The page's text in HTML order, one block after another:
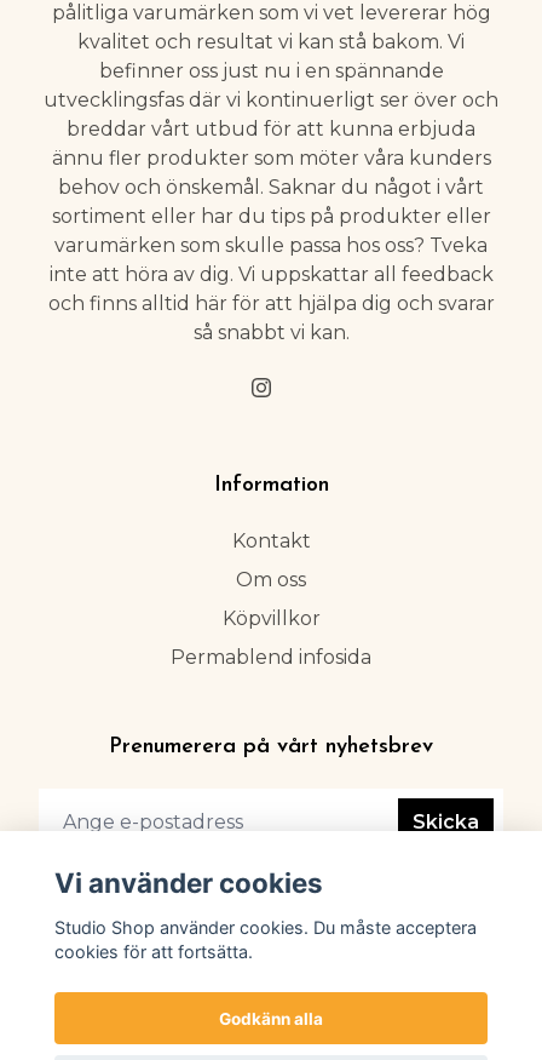
pålitliga varumärken som vi vet levererar hög
kvalitet och resultat vi kan stå bakom. Vi
befinner oss just nu i en spännande
utvecklingsfas där vi kontinuerligt ser över och
breddar vårt utbud för att kunna erbjuda
ännu fler produkter som möter våra kunders
behov och önskemål. Saknar du något i vårt
sortiment eller har du tips på produkter eller
varumärken som skulle passa hos oss? Tveka
inte att höra av dig. Vi uppskattar all feedback
och finns alltid här för att hjälpa dig och svarar
så snabbt vi kan.
Information
Kontakt
Om oss
Köpvillkor
Permablend infosida
Prenumerera på vårt nyhetsbrev
Skicka
Vi använder cookies
Studio Shop använder cookies. Du måste acceptera
cookies för att fortsätta.
Godkänn alla